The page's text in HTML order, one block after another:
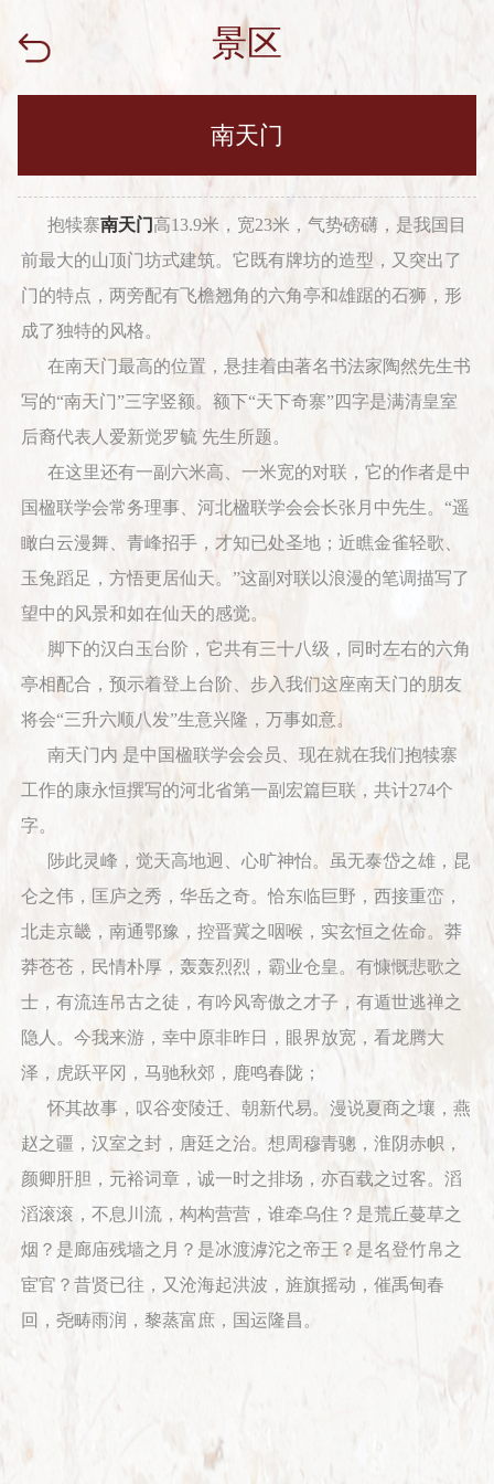
景区
南天门
抱犊寨南天门高13.9米，宽23米，气势磅礴，是我国目
前最大的山顶门坊式建筑。它既有牌坊的造型，又突出了
门的特点，两旁配有飞檐翘角的六角亭和雄踞的石狮，形
成了独特的风格。
在南天门最高的位置，悬挂着由著名书法家陶然先生书
写的“南天门”三字竖额。额下“天下奇寨”四字是满清皇室
后裔代表人爱新觉罗毓 先生所题。
在这里还有一副六米高、一米宽的对联，它的作者是中
国楹联学会常务理事、河北楹联学会会长张月中先生。“遥
瞰白云漫舞、青峰招手，才知已处圣地；近瞧金雀轻歌、
玉兔蹈足，方悟更居仙天。”这副对联以浪漫的笔调描写了
望中的风景和如在仙天的感觉。
脚下的汉白玉台阶，它共有三十八级，同时左右的六角
亭相配合，预示着登上台阶、步入我们这座南天门的朋友
将会“三升六顺八发”生意兴隆，万事如意。
南天门内 是中国楹联学会会员、现在就在我们抱犊寨
工作的康永恒撰写的河北省第一副宏篇巨联，共计274个
字。
陟此灵峰，觉天高地迥、心旷神怡。虽无泰岱之雄，昆
仑之伟，匡庐之秀，华岳之奇。恰东临巨野，西接重峦，
北走京畿，南通鄂豫，控晋冀之咽喉，实玄恒之佐命。莽
莽苍苍，民情朴厚，轰轰烈烈，霸业仓皇。有慷慨悲歌之
士，有流连吊古之徒，有吟风寄傲之才子，有遁世逃禅之
隐人。今我来游，幸中原非昨日，眼界放宽，看龙腾大
泽，虎跃平冈，马驰秋郊，鹿鸣春陇；
怀其故事，叹谷变陵迁、朝新代易。漫说夏商之壤，燕
赵之疆，汉室之封，唐廷之治。想周穆青骢，淮阴赤帜，
颜卿肝胆，元裕词章，诚一时之排场，亦百载之过客。滔
滔滚滚，不息川流，构构营营，谁牵乌住？是荒丘蔓草之
烟？是廊庙残墙之月？是冰渡滹沱之帝王？是名登竹帛之
宦官？昔贤已往，又沧海起洪波，旌旗摇动，催禹甸春
回，尧畴雨润，黎蒸富庶，国运隆昌。